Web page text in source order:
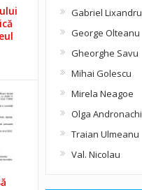
Gabriel Lixandru
George Olteanu
Gheorghe Savu
Mihai Golescu
Mirela Neagoe
Olga Andronachi
Traian Ulmeanu
Val. Nicolau